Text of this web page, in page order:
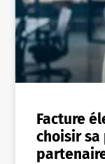
Facture
choisir